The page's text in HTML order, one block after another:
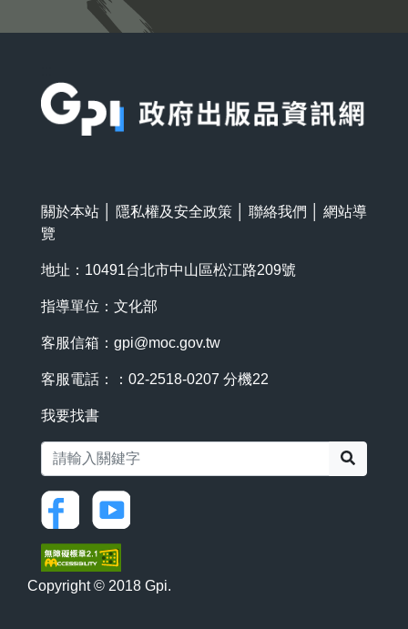
關於本站 隱私權及安全政策 聯絡我們
網站導
覽
地址：10491台北市中山區松江路209號
指導單位：文化部
客服信箱： gpi@moc.gov.tw
客服電話：：02-2518-0207 分機22
我要找書
Copyright © 2018 Gpi.